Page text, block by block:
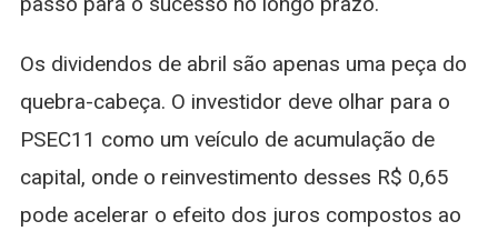
Os dividendos de abril são apenas uma peça do
quebra-cabeça. O investidor deve olhar para o
PSEC11 como um veículo de acumulação de
capital, onde o reinvestimento desses R$ 0,65
pode acelerar o efeito dos juros compostos ao